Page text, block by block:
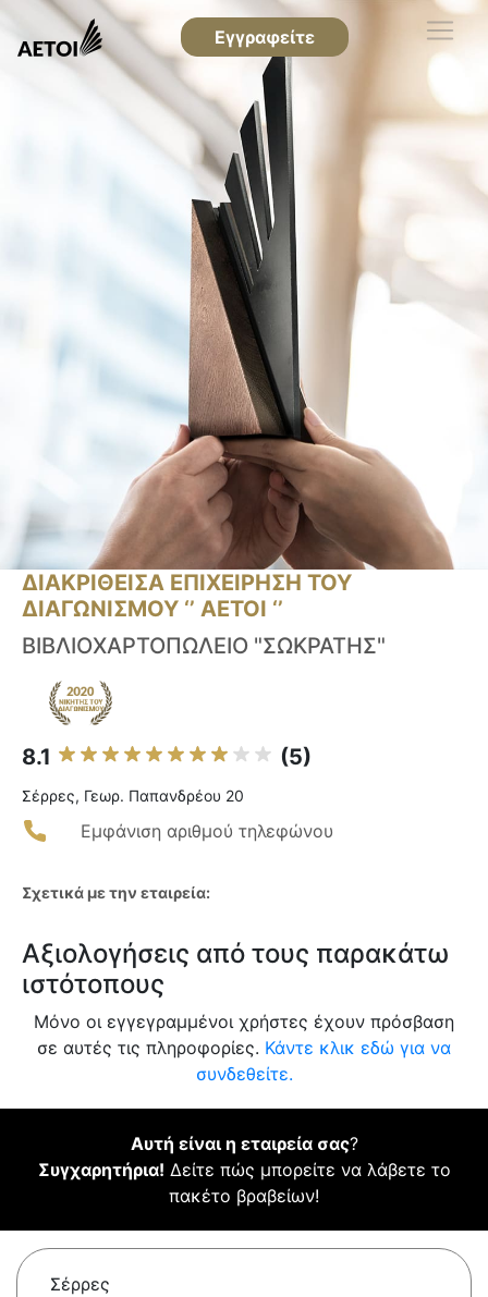
Εγγραφείτε
ΔΙΑΚΡΙΘΕΙΣΑ ΕΠΙΧΕΙΡΗΣΗ ΤΟΥ
ΔΙΑΓΩΝΙΣΜΟΥ ‘’ ΑΕΤΟΙ ‘’
ΒΙΒΛΙΟΧΑΡΤΟΠΩΛΕΙΟ "ΣΩΚΡΑΤΗΣ"
8.1 (5)
Σέρρες, Γεωρ. Παπανδρέου 20
Εμφάνιση αριθμού τηλεφώνου
Σχετικά με την εταιρεία:
Αξιολογήσεις από τους παρακάτω
ιστότοπους
Μόνο οι εγγεγραμμένοι χρήστες έχουν πρόσβαση
σε αυτές τις πληροφορίες. Κάντε κλικ εδώ για να
συνδεθείτε.
Αυτή είναι η εταιρεία σας?
Συγχαρητήρια! Δείτε πώς μπορείτε να λάβετε το
πακέτο βραβείων!
Σέρρες